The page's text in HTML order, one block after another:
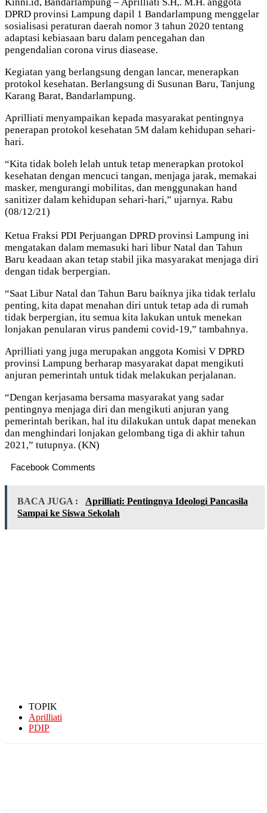
DPRD provinsi Lampung dapil 1 Bandarlampung menggelar
sosialisasi peraturan daerah nomor 3 tahun 2020 tentang
adaptasi kebiasaan baru dalam pencegahan dan
pengendalian corona virus diasease.
Kegiatan yang berlangsung dengan lancar, menerapkan
protokol kesehatan. Berlangsung di Susunan Baru, Tanjung
Karang Barat, Bandarlampung.
Aprilliati menyampaikan kepada masyarakat pentingnya
penerapan protokol kesehatan 5M dalam kehidupan sehari-
hari.
“Kita tidak boleh lelah untuk tetap menerapkan protokol
kesehatan dengan mencuci tangan, menjaga jarak, memakai
masker, mengurangi mobilitas, dan menggunakan hand
sanitizer dalam kehidupan sehari-hari,” ujarnya. Rabu
(08/12/21)
Ketua Fraksi PDI Perjuangan DPRD provinsi Lampung ini
mengatakan dalam memasuki hari libur Natal dan Tahun
Baru keadaan akan tetap stabil jika masyarakat menjaga diri
dengan tidak berpergian.
“Saat Libur Natal dan Tahun Baru baiknya jika tidak terlalu
penting, kita dapat menahan diri untuk tetap ada di rumah
tidak berpergian, itu semua kita lakukan untuk menekan
lonjakan penularan virus pandemi covid-19,” tambahnya.
Aprilliati yang juga merupakan anggota Komisi V DPRD
provinsi Lampung berharap masyarakat dapat mengikuti
anjuran pemerintah untuk tidak melakukan perjalanan.
“Dengan kerjasama bersama masyarakat yang sadar
pentingnya menjaga diri dan mengikuti anjuran yang
pemerintah berikan, hal itu dilakukan untuk dapat menekan
dan menghindari lonjakan gelombang tiga di akhir tahun
2021,” tutupnya. (KN)
Facebook Comments
BACA JUGA :
Aprilliati: Pentingnya Ideologi Pancasila
Sampai ke Siswa Sekolah
TOPIK
Aprilliati
PDIP